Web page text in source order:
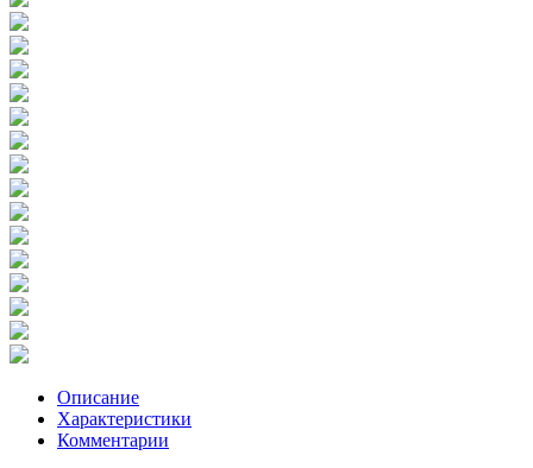
Описание
Характеристики
Комментарии